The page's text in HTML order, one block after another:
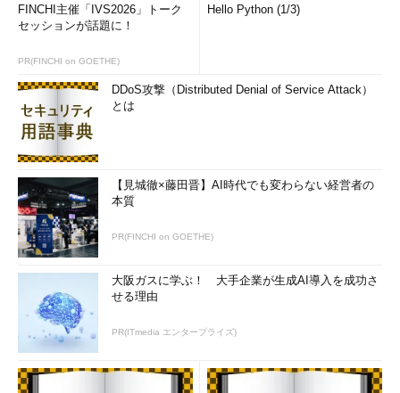
FINCHI主催「IVS2026」トーク
セッションが話題に！
PR(FINCHI on GOETHE)
Hello Python (1/3)
DDoS攻撃（Distributed Denial of Service Attack）
とは
【見城徹×藤田晋】AI時代でも変わらない経営者の
本質
PR(FINCHI on GOETHE)
大阪ガスに学ぶ！ 大手企業が生成AI導入を成功さ
せる理由
PR(ITmedia エンタープライズ)